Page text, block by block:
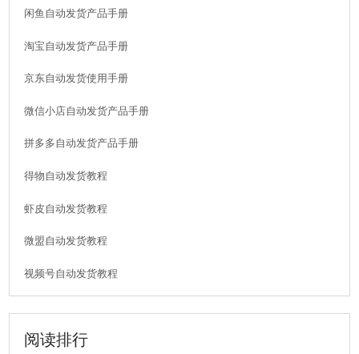
闲鱼自动发货产品手册
淘宝自动发货产品手册
京东自动发货使用手册
微信小店自动发货产品手册
拼多多自动发货产品手册
得物自动发货教程
虾皮自动发货教程
微盟自动发货教程
视频号自动发货教程
阅读排行